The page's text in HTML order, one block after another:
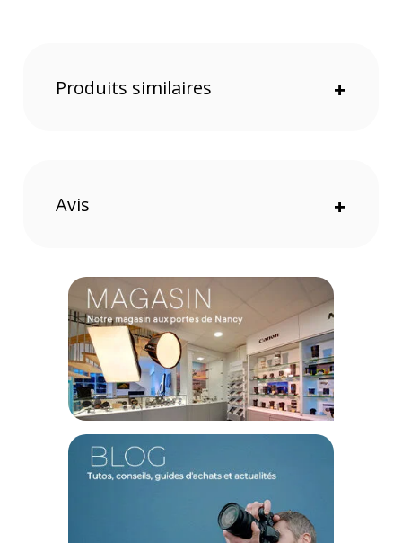
Offre valable jusqu'au 07-08-2026 inclus.
Code EAN CARUBA studio portable avec lampes LED séparées
60 x 60 x 60 cm :
8718485012747
Garantie 3 ans
(1) Offre valable jusqu'au 31 Décembre 2030 à partir de 49 euros
d'achat, sur la base d'une expédition Chronopost 24H vers un point
relais situé en France continentale uniquement, valable uniquement
sur les produits de moins de 1m et moins de 20Kg.
sur le prix TTC en €, les points seront effectivement calculés dans le
Produits similaires +
Avis +